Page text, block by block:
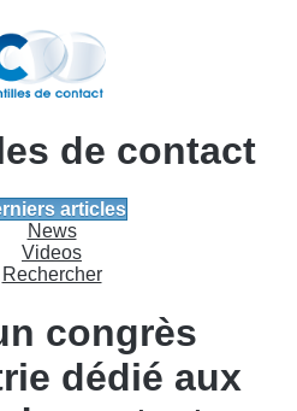
de contact
articles
News
Videos
Rechercher
congrès
dédié aux